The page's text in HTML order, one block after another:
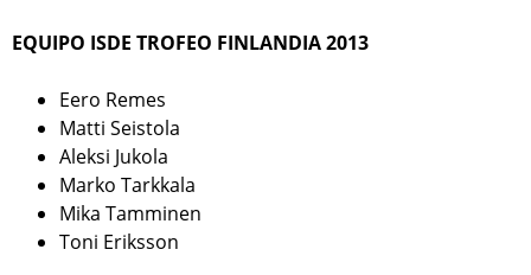
EQUIPO ISDE TROFEO FINLANDIA 2013
Eero Remes
Matti Seistola
Aleksi Jukola
Marko Tarkkala
Mika Tamminen
Toni Eriksson